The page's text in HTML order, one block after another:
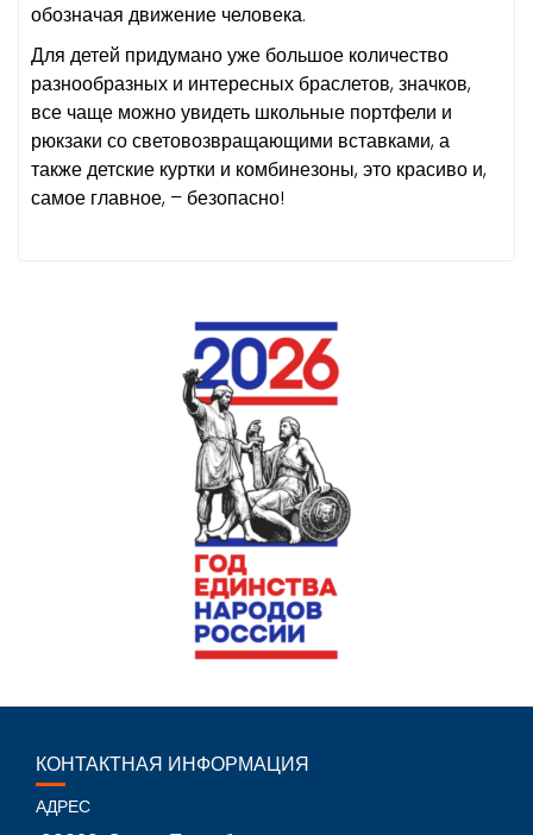
обозначая движение человека.
Для детей придумано уже большое количество
разнообразных и интересных браслетов, значков,
все чаще можно увидеть школьные портфели и
рюкзаки со световозвращающими вставками, а
также детские куртки и комбинезоны, это красиво и,
самое главное, – безопасно!
КОНТАКТНАЯ ИНФОРМАЦИЯ
АДРЕС